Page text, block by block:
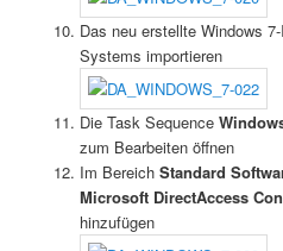
Das neu erstellte Windows
Systems importieren
Die Task Sequence
zum Bearbeiten öffnen
Im Bereich Standard
Microsoft DirectAccess
hinzufügen